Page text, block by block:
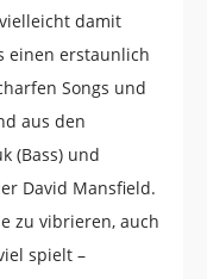
damit
einen erstaunlich
Songs und
aus den
(Bass) und
David Mansfield.
zu vibrieren, auch
spielt –